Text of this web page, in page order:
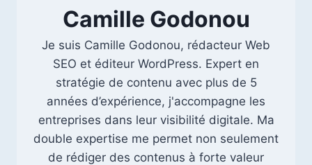
Camille Godonou
Je suis Camille Godonou, rédacteur Web
SEO et éditeur WordPress. Expert en
stratégie de contenu avec plus de 5
années d’expérience, j'accompagne les
entreprises dans leur visibilité digitale. Ma
double expertise me permet non seulement
de rédiger des contenus à forte valeur